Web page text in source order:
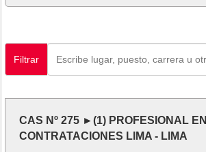
Filtrar
CAS Nº 275 ►(1) PROFESIONAL EN
CONTRATACIONES LIMA - LIMA